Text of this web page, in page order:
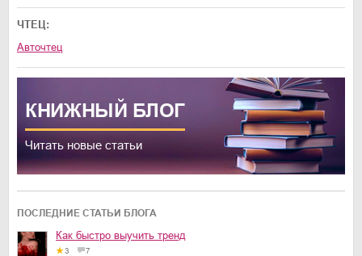
ЧТЕЦ:
Авточтец
КНИЖНЫЙ БЛОГ
Читать новые статьи
ПОСЛЕДНИЕ СТАТЬИ БЛОГА
Как быстро выучить тренд
3 7